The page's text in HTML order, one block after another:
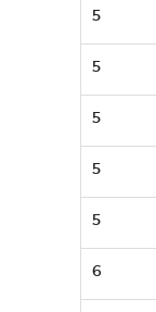
5
5
5
5
5
6